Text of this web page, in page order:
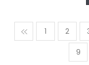
맨처음
1 2
9